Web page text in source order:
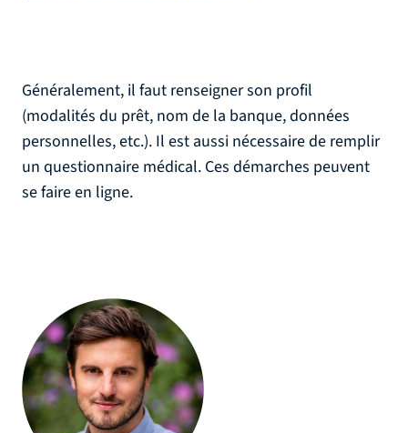
Généralement, il faut renseigner son profil
(modalités du prêt, nom de la banque, données
personnelles, etc.). Il est aussi nécessaire de remplir
un questionnaire médical. Ces démarches peuvent
se faire en ligne.